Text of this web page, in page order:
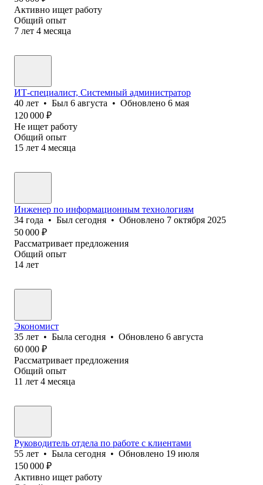
Активно ищет работу
Общий опыт
7 лет 4 месяца
ИТ-специалист, Системный администратор
40 лет • Был 6 августа • Обновлено 6 мая
120 000 ₽
Не ищет работу
Общий опыт
15 лет 4 месяца
Инженер по информационным технологиям
34 года • Был сегодня • Обновлено 7 октября 2025
50 000 ₽
Рассматривает предложения
Общий опыт
14 лет
Экономист
35 лет • Была сегодня • Обновлено 6 августа
60 000 ₽
Рассматривает предложения
Общий опыт
11 лет 4 месяца
Руководитель отдела по работе с клиентами
55 лет • Была сегодня • Обновлено 19 июля
150 000 ₽
Активно ищет работу